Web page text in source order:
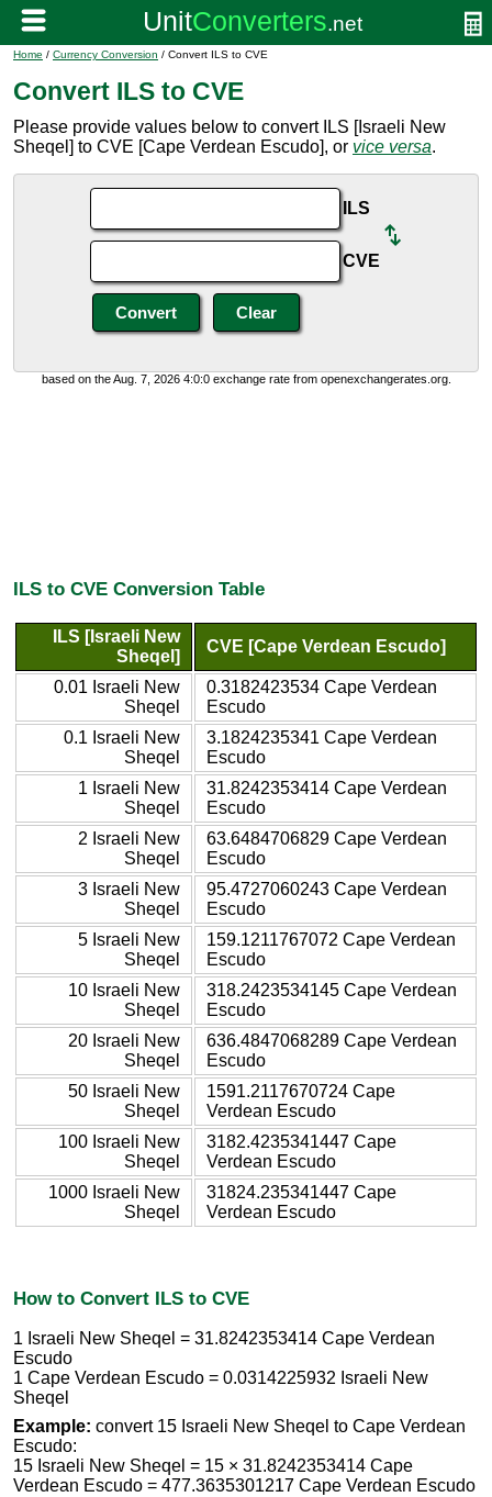
Home / Currency Conversion / Convert ILS to CVE
Convert ILS to CVE
Please provide values below to convert ILS [Israeli New
Sheqel] to CVE [Cape Verdean Escudo], or vice versa.
ILS
CVE
based on the Aug. 7, 2026 4:0:0 exchange rate from openexchangerates.org.
ILS to CVE Conversion Table
ILS [Israeli New
Sheqel]
CVE [Cape Verdean Escudo]
0.01 Israeli New
Sheqel
0.3182423534 Cape Verdean
Escudo
0.1 Israeli New
Sheqel
3.1824235341 Cape Verdean
Escudo
1 Israeli New
Sheqel
31.8242353414 Cape Verdean
Escudo
2 Israeli New
Sheqel
63.6484706829 Cape Verdean
Escudo
3 Israeli New
Sheqel
95.4727060243 Cape Verdean
Escudo
5 Israeli New
Sheqel
159.1211767072 Cape Verdean
Escudo
10 Israeli New
Sheqel
318.2423534145 Cape Verdean
Escudo
20 Israeli New
Sheqel
636.4847068289 Cape Verdean
Escudo
50 Israeli New
Sheqel
1591.2117670724 Cape
Verdean Escudo
100 Israeli New
Sheqel
3182.4235341447 Cape
Verdean Escudo
1000 Israeli New
Sheqel
31824.235341447 Cape
Verdean Escudo
How to Convert ILS to CVE
1 Israeli New Sheqel = 31.8242353414 Cape Verdean
Escudo
1 Cape Verdean Escudo = 0.0314225932 Israeli New
Sheqel
Example: convert 15 Israeli New Sheqel to Cape Verdean
Escudo:
15 Israeli New Sheqel = 15 × 31.8242353414 Cape
Verdean Escudo = 477.3635301217 Cape Verdean Escudo